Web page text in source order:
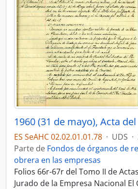
ES SeAHC 02.02.01.01.78 · UDS ·
Parte de Fondos de órganos de
obrera en las empresas
Folios 66r-67r del Tomo II de
Jurado de la Empresa Nacional El